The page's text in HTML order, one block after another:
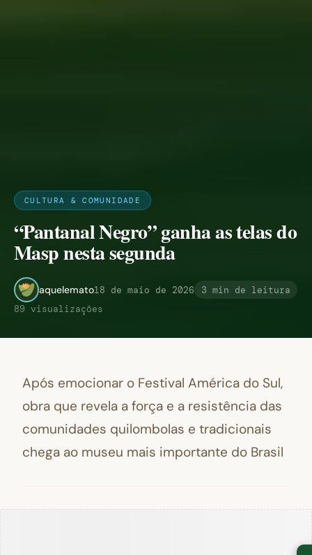
CULTURA & COMUNIDADE
“Pantanal Negro” ganha as telas do
Masp nesta segunda
aquelemato18 de maio de 2026
3 min de leitura
89 visualizações
Após emocionar o Festival América do Sul,
obra que revela a força e a resistência das
comunidades quilombolas e tradicionais
chega ao museu mais importante do Brasil